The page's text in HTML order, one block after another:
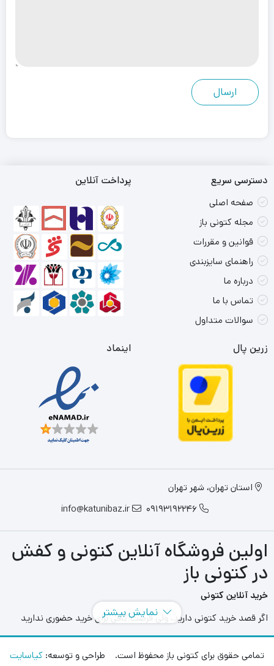
دسترسی سریع
صفحه اصلی
مجله کتونی باز
قوانین و مقررات
راهنمای سایزبندی
درباره ما
تماس با ما
سوالات متداول
پرداخت آنلاین
زرین پال اینماد
استان تهران، شهر تهران
09193192246
info@katunibaz.ir
اولین فروشگاه آنلاین کتونی و کفش
در کتونی باز
خرید آنلاین کتونی
اگر قصد خرید کتونی دارید، ولی فرصت کافی برای خرید حضوری ندارید
آنها را انتخاب کنید و در هر محل و هر زمانی بدون محدودیت مدل های
نمایش بیشتر
تمامی حقوق برای کتونی باز محفوظ است. طراحی و توسعه: کیاسایت